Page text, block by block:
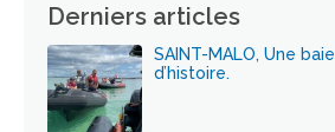
Derniers articles
SAINT-MALO, Une
d’histoire.